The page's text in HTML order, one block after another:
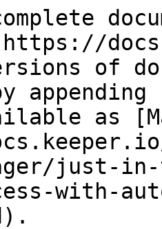
of
as
just-
with-